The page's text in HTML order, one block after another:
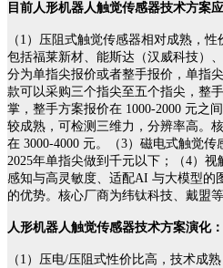
目前人形机器人触觉传感器技术方案
（1）压阻式触觉传感器相对成熟，
包括福莱新材、能斯达（汉威科技）
分为单指尖报价或者整手报价，单指
款可以采购三个指尖至五个指尖，整
掌，整手方案报价在 1000-2000 元之
较成熟，可检测三维力，分辨率高。
在 3000-4000 元。（3）磁电式触觉
2025年单指尖做到千元以下；（4）
感知与高灵敏度、适配AI 与大模型的
的优势。核心厂商为纬钛科技、戴盟
人形机器人触觉传感器技术方案演化：
（1）压电/压阻式性价比高，技术成